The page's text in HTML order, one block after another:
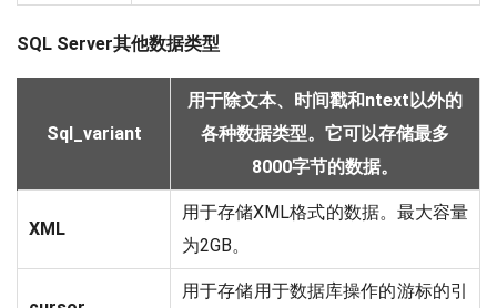
SQL Server其他数据类型
Sql_variant
用于除文本、时间戳和ntext以外的
各种数据类型。它可以存储最多
8000字节的数据。
XML
用于存储XML格式的数据。最大容量
为2GB。
用于存储用于数据库操作的游标的引